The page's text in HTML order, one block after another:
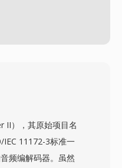
II），其原始项目名
IEC 11172-3标准一
频编解码器。虽然